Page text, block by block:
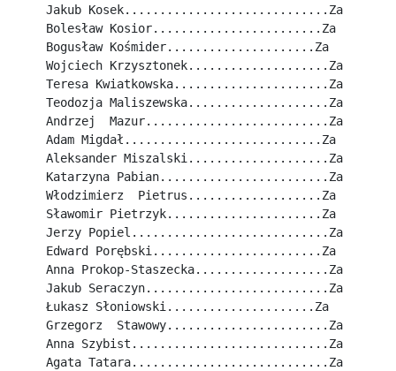
Jakub Kosek.............................Za
Bolesław Kosior........................Za
Bogusław Kośmider.....................Za
Wojciech Krzysztonek....................Za
Teresa Kwiatkowska......................Za
Teodozja Maliszewska....................Za
Andrzej  Mazur..........................Za
Adam Migdał............................Za
Aleksander Miszalski....................Za
Katarzyna Pabian........................Za
Włodzimierz  Pietrus...................Za
Sławomir Pietrzyk......................Za
Jerzy Popiel............................Za
Edward Porębski........................Za
Anna Prokop-Staszecka...................Za
Jakub Seraczyn..........................Za
Łukasz Słoniowski.....................Za
Grzegorz  Stawowy.......................Za
Anna Szybist............................Za
Agata Tatara............................Za